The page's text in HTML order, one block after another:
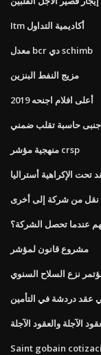
Itm أكاديمية التداول
معدل bcr دي schimb
مزيج النفط البنزين
أعلى افلام اجنحه 2019
حاسبة تقلب ضمني
منهجية مؤشر crsp
تحت الإكراهية أستراليا
نقل من شركة إلى أخرى
عندما تحصل الشركة؟
مشروع قانون لمؤشر
نزع السلاح السنوي
عقد دردشة في التأمين
الآجلة والعقود الآجلة
Saint gobain